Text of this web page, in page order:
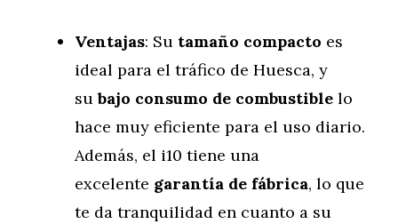
Ventajas: Su tamaño compacto es
ideal para el tráfico de Huesca, y
subajo consumo de combustible lo
hace muy eficiente para el uso diario.
Además, el i10 tiene una
excelente garantía de fábrica, lo que
te da tranquilidad en cuanto a su